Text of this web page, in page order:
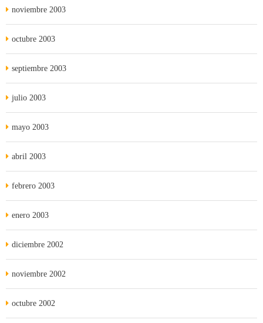
noviembre 2003
octubre 2003
septiembre 2003
julio 2003
mayo 2003
abril 2003
febrero 2003
enero 2003
diciembre 2002
noviembre 2002
octubre 2002